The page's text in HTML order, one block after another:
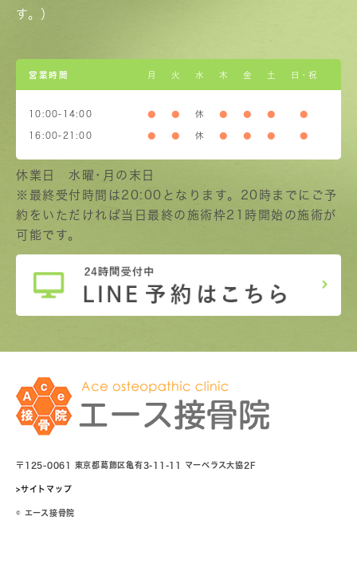
す。）
営業時間 月 火 水 木 金 土 日・祝
10:00-14:00 ● ● 休 ● ● ● ●
16:00-21:00 ● ● 休 ● ● ● ●
休業日 水曜･月の末日
※最終受付時間は20:00となります。20時までにご予
約をいただければ当日最終の施術枠21時開始の施術が
可能です。
〒125-0061 東京都葛飾区亀有3-11-11 マーベラス大協2F
>サイトマップ
© エース接骨院